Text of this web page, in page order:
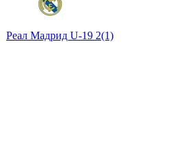
Реал Мадрид U-19 2(1)